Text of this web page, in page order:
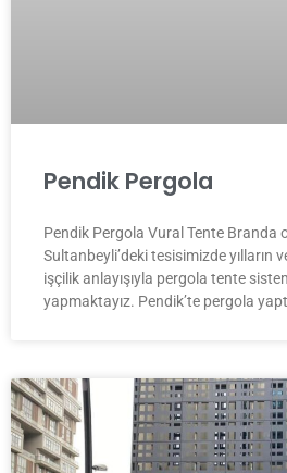
Pendik Pergola
Pendik Pergola Vural Tente Branda
Sultanbeyli’deki tesisimizde yılların
işçilik anlayışıyla pergola tente
yapmaktayız. Pendik’te pergola